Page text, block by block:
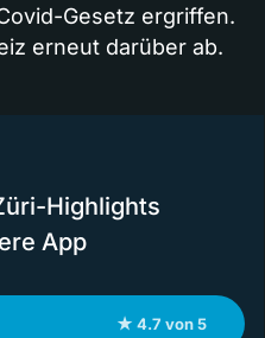
Gesetz ergriffen.
erneut darüber ab.
Highlights
App
★ 4.7 von 5